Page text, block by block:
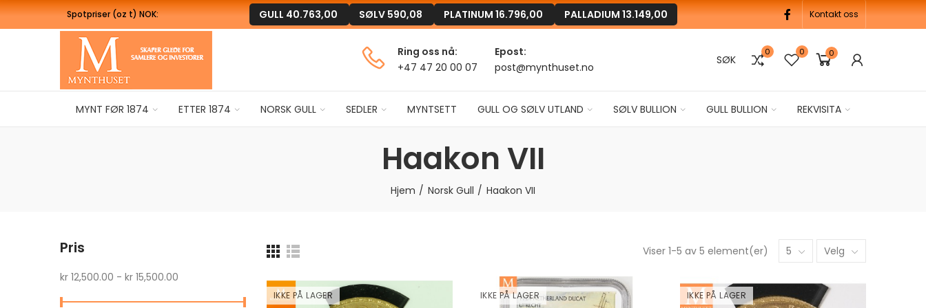
Spotpriser (oz t) NOK: Kontakt oss
Ring oss nå:
+47 47 20 00 07
Epost:
post@mynthuset.no
SØK
0 0 0
MYNT FØR 1874 ETTER 1874 NORSK GULL SEDLER MYNTSETT GULL OG SØLV UTLAND SØLV BULLION GULL BULLION REKVISITA
GULL 40.763,00 SØLV 590,08 PLATINUM 16.796,00 PALLADIUM 13.149,00
Haakon VII
Hjem Norsk Gull Haakon VII
Viser 1-5 av 5 element(er) 5 Velg
IKKE PÅ LAGER IKKE PÅ LAGER IKKE PÅ LAGER
Pris
kr 12,500.00 - kr 15,500.00